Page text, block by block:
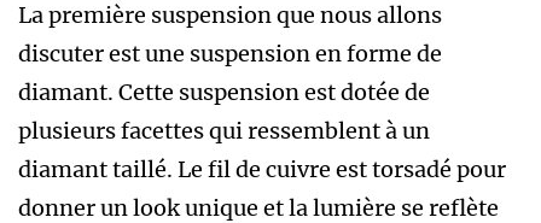
La première suspension que nous allons
discuter est une suspension en forme de
diamant. Cette suspension est dotée de
plusieurs facettes qui ressemblent à un
diamant taillé. Le fil de cuivre est torsadé pour
donner un look unique et la lumière se reflète